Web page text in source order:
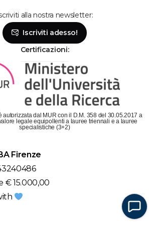
alla nostra newsletter:
Iscriviti adesso!
Certificazioni:
autorizzata dal MUR con il D.M. 358 del 30.05.2017 a
legale equipollenti a lauree triennali e a lauree
specialistiche (3+2)
Firenze
€ 15.000,00
bisogno, chiamaci!
- Venerdì: dalle 9 alle 19
dalle 9 alle 14
Parla con la segreteria
su Whatsapp!
più veloce per metterti in contatto con
scriverci su Whatsapp!